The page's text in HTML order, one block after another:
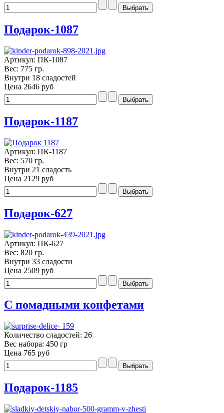
Подарок-1087
Артикул: ПК-1087
Вес: 775 гр.
Внутри 18 сладостей
Цена 2646 руб
Подарок-1187
Артикул: ПК-1187
Вес: 570 гр.
Внутри 21 сладость
Цена 2129 руб
Подарок-627
Артикул: ПК-627
Вес: 820 гр.
Внутри 33 сладости
Цена 2509 руб
С помадными конфетами
Количество сладостей: 26
Вес набора: 450 гр
Цена 765 руб
Подарок-1185